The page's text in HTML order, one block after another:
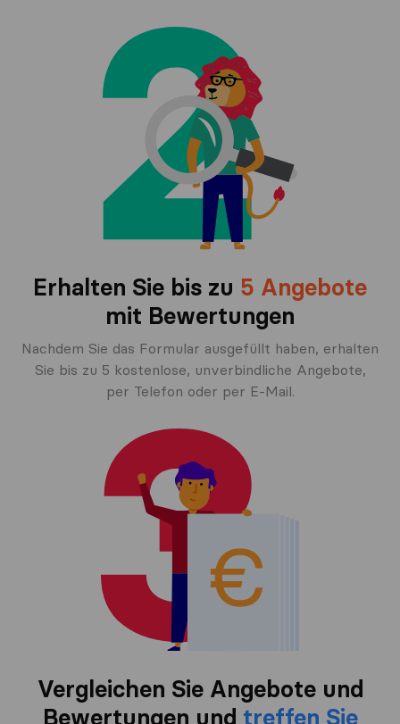
Erhalten Sie bis zu 5 Angebote
mit Bewertungen
Nachdem Sie das Formular ausgefüllt haben, erhalten
Sie bis zu 5 kostenlose, unverbindliche Angebote,
per Telefon oder per E-Mail.
Vergleichen Sie Angebote und
Bewertungen und treffen Sie